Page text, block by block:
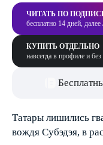
ЧИТАТЬ ПО
бесплатно 14 дней, далее
КУПИТЬ ОТДЕЛЬНО
навсегда в профиле и
Татары лишились
вождя Субэдэя, в